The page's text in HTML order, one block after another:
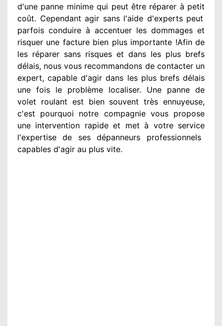
d'une panne minime qui peut être réparer à petit
coût. Cependant agir sans l'aide d'expertspeut
parfois conduire à accentuer les dommages et
risquer une facture bien plus importante !Afin de
les réparer sans risques et dans les plus brefs
délais, nous vous recommandons de contacterun
expert, capable d'agir dans les plus brefs délais
une fois le problème localiser. Une panne de
volet roulant est bien souvent très ennuyeuse,
c'est pourquoi notre compagnievous propose
une intervention rapide et met à votre service
l'expertise de ses dépanneurs professionnels
capables d'agir au plus vite.